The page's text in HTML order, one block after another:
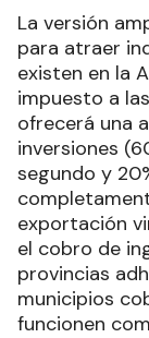
La versión
para atraer
existen en la
impuesto a
ofrecerá una
inversiones
segundo y
exportación
el cobro de
provincias
municipios
funcionen